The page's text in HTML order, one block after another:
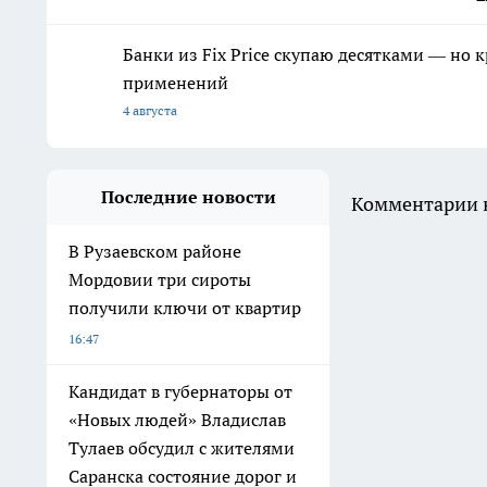
Банки из Fix Price скупаю десятками — но
применений
4 августа
Последние новости
В Рузаевском районе
Мордовии три сироты
получили ключи от квартир
16:47
Кандидат в губернаторы от
«Новых людей» Владислав
Тулаев обсудил с жителями
Саранска состояние дорог и
Комментарии